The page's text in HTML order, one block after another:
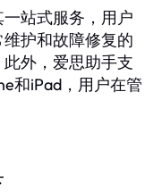
站式服务，用户
护和故障修复的
外，爱思助手支
和iPad，用户在管